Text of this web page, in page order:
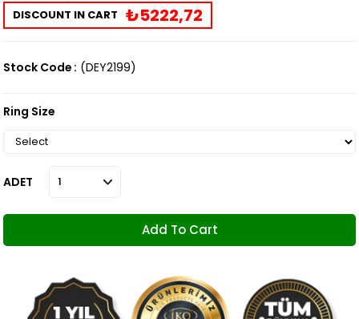
DISCOUNT IN CART ₺5222,72
Stock Code (DEY2199)
Ring Size
ADET